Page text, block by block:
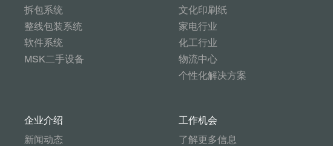
拆包系统
整线包装系统
软件系统
MSK二手设备
文化印刷纸
家电行业
化工行业
物流中心
个性化解决方案
企业介绍
新闻动态
工作机会
了解更多信息